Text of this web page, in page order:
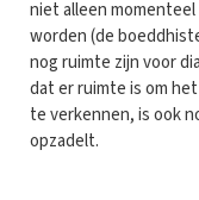
niet alleen
worden (de
nog ruimte zijn voor
dat er ruimte is om
te verkennen, is ook
opzadelt.